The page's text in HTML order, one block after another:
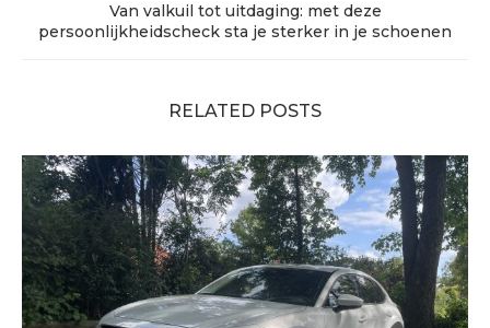
Van valkuil tot uitdaging: met deze
persoonlijkheidscheck sta je sterker in je schoenen
RELATED POSTS